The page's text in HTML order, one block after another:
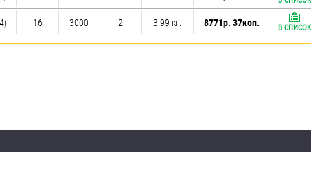
16 3000 2 3.99 кг. 8771р. 37коп. В СПИСОК